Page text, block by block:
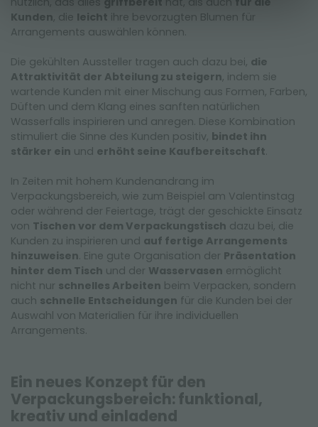
Kunden, die leicht ihre bevorzugten Blumen für
Arrangements auswählen können.
Die gekühlten Aussteller tragen auch dazu bei, die
Attraktivität der Abteilung zu steigern, indem sie
wartende Kunden mit einer Mischung aus Formen, Farben,
Düften und dem Klang eines sanften natürlichen
Wasserfalls inspirieren und anregen. Diese Kombination
stimuliert die Sinne des Kunden positiv, bindet ihn
stärker ein und erhöht seine Kaufbereitschaft.
In Zeiten mit hohem Kundenandrang im
Verpackungsbereich, wie zum Beispiel am Valentinstag
oder während der Feiertage, trägt der geschickte Einsatz
von Tischen vor dem Verpackungstisch dazu bei, die
Kunden zu inspirieren und auf fertige Arrangements
hinzuweisen. Eine gute Organisation der Präsentation
hinter dem Tisch und der Wasservasen ermöglicht
nicht nur schnelles Arbeiten beim Verpacken, sondern
auch schnelle Entscheidungen für die Kunden bei der
Auswahl von Materialien für ihre individuellen
Arrangements.
Ein neues Konzept für den
Verpackungsbereich: funktional,
kreativ und einladend